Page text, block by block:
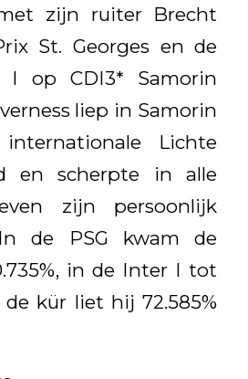
zijn ruiter Brecht
St. Georges en de
I op CDI3* Samorin
liep in Samorin
Lichte
en scherpte in alle
zijn persoonlijk
de PSG kwam de
in de Inter I tot
de kür liet hij 72.585%